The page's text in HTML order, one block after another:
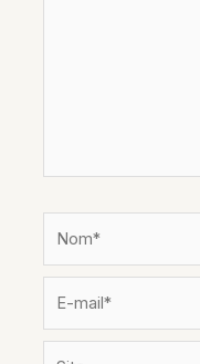
mail*